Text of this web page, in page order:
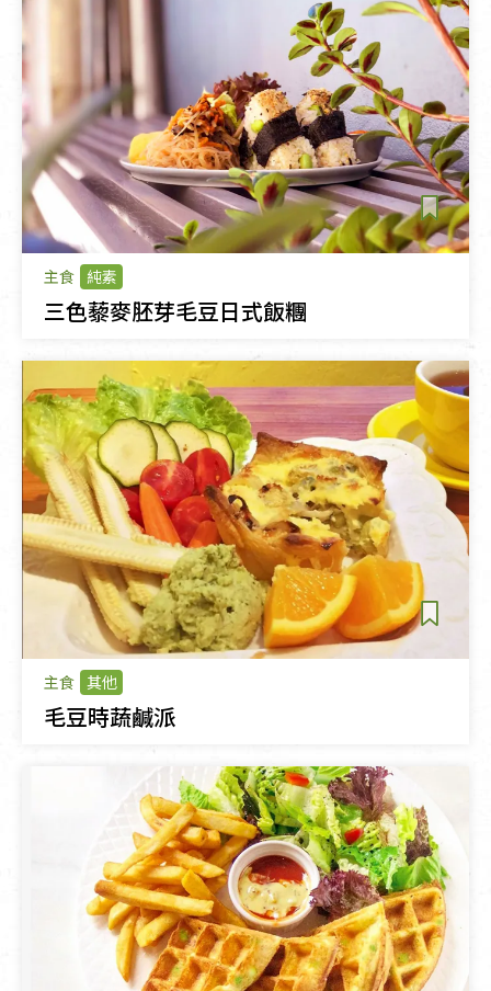
主食 純素
三色藜麥胚芽毛豆日式飯糰
主食 其他
毛豆時蔬鹹派